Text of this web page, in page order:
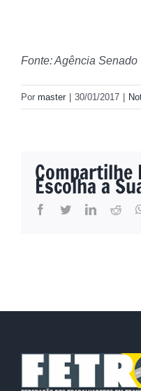
Fonte: Agência Senado
Por master 30/01/2017
Compartilhe
Escolha a
facebook
twitterlinkedin